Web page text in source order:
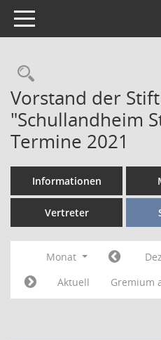
Toggle navigation
Vorstand der
"Schullandheim
Termine 2021
Informationen
Vertreter
Monat
Aktuell
Gremium